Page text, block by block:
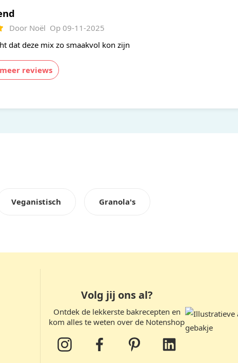
Door Noël Op 09-11-2025
dat deze mix zo smaakvol kon zijn
reviews
Veganistisch Granola's
Volg jij ons al?
Ontdek de lekkerste bakrecepten en
kom alles te weten over de Notenshop